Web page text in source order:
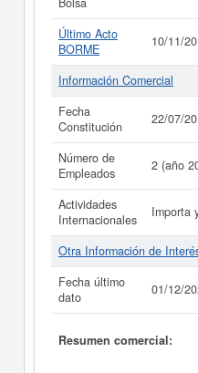
Último Acto
BORME
10/11/
Información Comercial
Fecha
Constitución
22/07/
Número de
Empleados
2 (año
Actividades
Internacionales
Importa
Otra Información de
Fecha último
dato
01/12/
Resumen comercial: